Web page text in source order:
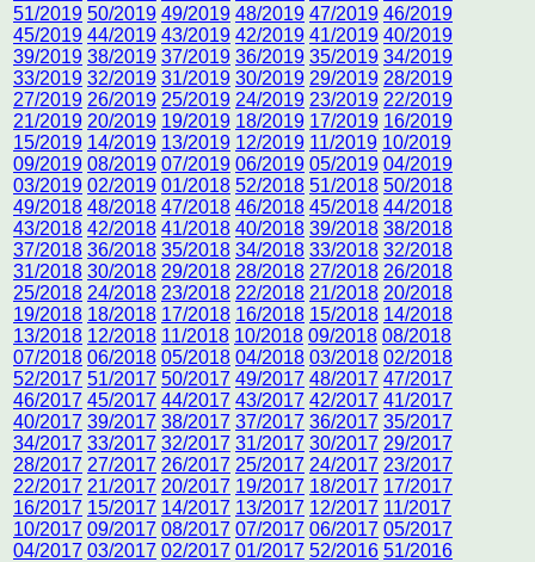
51/2019 50/2019 49/2019 48/2019 47/2019 46/2019
45/2019 44/2019 43/2019 42/2019 41/2019 40/2019
39/2019 38/2019 37/2019 36/2019 35/2019 34/2019
33/2019 32/2019 31/2019 30/2019 29/2019 28/2019
27/2019 26/2019 25/2019 24/2019 23/2019 22/2019
21/2019 20/2019 19/2019 18/2019 17/2019 16/2019
15/2019 14/2019 13/2019 12/2019 11/2019 10/2019
09/2019 08/2019 07/2019 06/2019 05/2019 04/2019
03/2019 02/2019 01/2018 52/2018 51/2018 50/2018
49/2018 48/2018 47/2018 46/2018 45/2018 44/2018
43/2018 42/2018 41/2018 40/2018 39/2018 38/2018
37/2018 36/2018 35/2018 34/2018 33/2018 32/2018
31/2018 30/2018 29/2018 28/2018 27/2018 26/2018
25/2018 24/2018 23/2018 22/2018 21/2018 20/2018
19/2018 18/2018 17/2018 16/2018 15/2018 14/2018
13/2018 12/2018 11/2018 10/2018 09/2018 08/2018
07/2018 06/2018 05/2018 04/2018 03/2018 02/2018
52/2017 51/2017 50/2017 49/2017 48/2017 47/2017
46/2017 45/2017 44/2017 43/2017 42/2017 41/2017
40/2017 39/2017 38/2017 37/2017 36/2017 35/2017
34/2017 33/2017 32/2017 31/2017 30/2017 29/2017
28/2017 27/2017 26/2017 25/2017 24/2017 23/2017
22/2017 21/2017 20/2017 19/2017 18/2017 17/2017
16/2017 15/2017 14/2017 13/2017 12/2017 11/2017
10/2017 09/2017 08/2017 07/2017 06/2017 05/2017
04/2017 03/2017 02/2017 01/2017 52/2016 51/2016